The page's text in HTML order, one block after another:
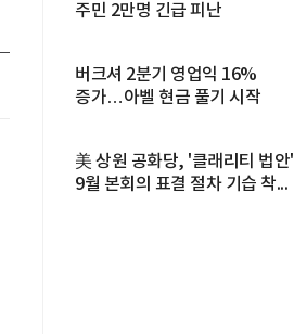
주민 2만명 긴급 피난
버크셔 2분기 영업익 16%
증가…아벨 현금 풀기 시작
美 상원 공화당, '클래리티 법안'
9월 본회의 표결 절차 기습 착...